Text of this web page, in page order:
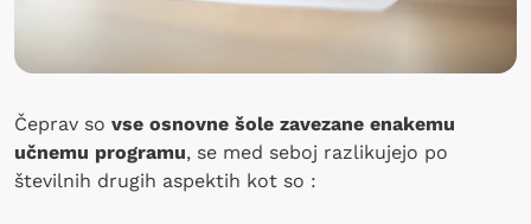
Čeprav so vse osnovne šole zavezane enakemu
učnemu programu, se med seboj razlikujejo po
številnih drugih aspektih kot so :